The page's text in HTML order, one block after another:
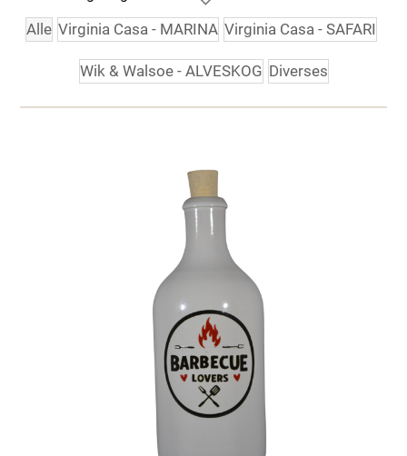
Alle Virginia Casa - MARINA Virginia Casa - SAFARI
Wik & Walsoe - ALVESKOG Diverses